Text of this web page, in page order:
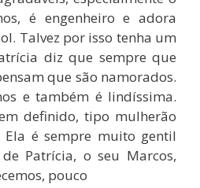
é engenheiro e adora
Talvez por isso tenha um
diz que sempre que
que são namorados.
e também é lindíssima.
definido, tipo mulherão
é sempre muito gentil
Patrícia, o seu Marcos,
pouco